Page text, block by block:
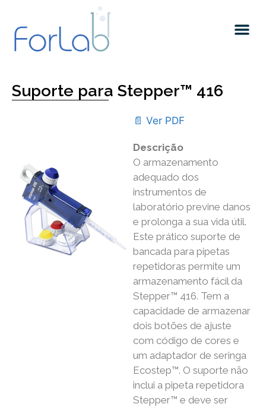
Suporte para Stepper™ 416
📄 Ver PDF
Descrição
O armazenamento
adequado dos
instrumentos de
laboratório previne danos
e prolonga a sua vida útil.
Este prático suporte de
bancada para pipetas
repetidoras permite um
armazenamento fácil da
Stepper™ 416. Tem a
capacidade de armazenar
dois botões de ajuste
com código de cores e
um adaptador de seringa
Ecostep™. O suporte não
inclui a pipeta repetidora
Stepper™ e deve ser